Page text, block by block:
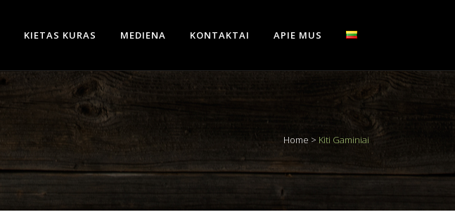
KIETAS KURAS MEDIENA KONTAKTAI APIE MUS
Home > Kiti Gaminiai